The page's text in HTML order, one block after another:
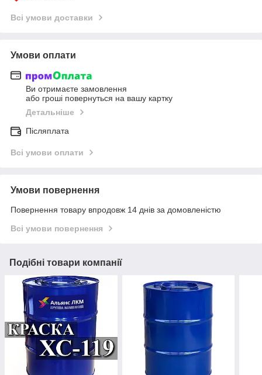
Всі умови доставки
Умови оплати
Ви отримаєте замовлення
або гроші повернуться на вашу картку
Детальніше
Післяплата
Всі умови оплати
Умови повернення
Повернення товару впродовж 14 днів за домовленістю
Всі умови повернення
Подібні товари компанії